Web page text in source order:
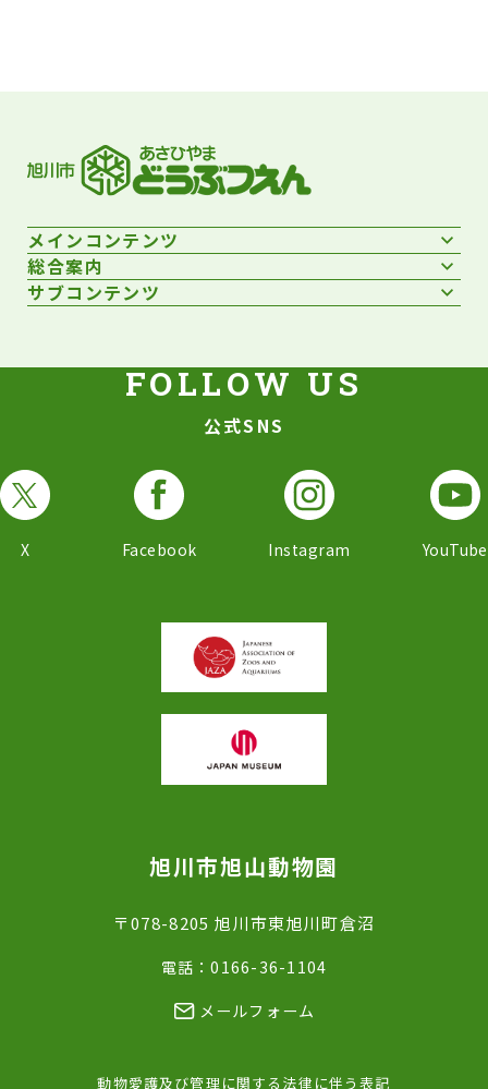
メインコンテンツ
総合案内
サブコンテンツ
公式SNS
X Facebook Instagram YouTube
旭川市旭山動物園
〒078-8205 旭川市東旭川町倉沼
電話：0166-36-1104
メールフォーム
動物愛護及び管理に関する法律に伴う表記